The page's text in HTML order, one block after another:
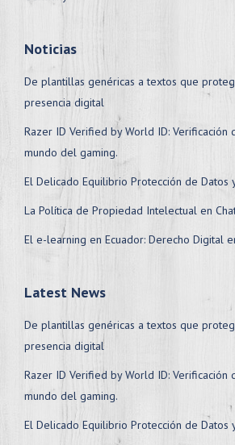
Noticias
De plantillas genéricas a textos que
presencia digital
Razer ID Verified by World ID: Verificación
mundo del gaming.
El Delicado Equilibrio Protección de Datos
La Política de Propiedad Intelectual en
El e-learning en Ecuador: Derecho Digital
Latest News
De plantillas genéricas a textos que
presencia digital
Razer ID Verified by World ID: Verificación
mundo del gaming.
El Delicado Equilibrio Protección de Datos